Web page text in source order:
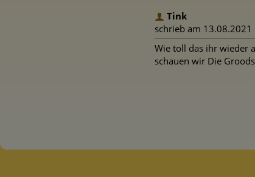
Tink
schrieb am 13.08.2021
Wie toll das ihr wieder
schauen wir Die